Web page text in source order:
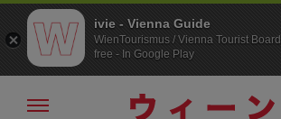
メ
ivie - Vienna Guide
WienTourismus / Vienna Tourist Board
free - In Google Play